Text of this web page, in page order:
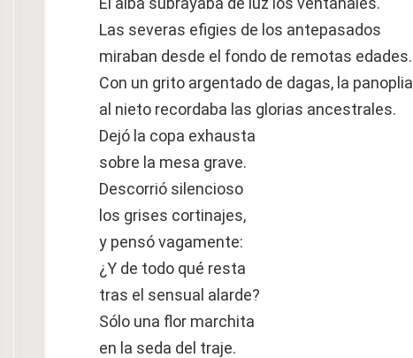
Las severas efigies de los antepasados
miraban desde el fondo de remotas edades.
Con un grito argentado de dagas, la panoplia
al nieto recordaba las glorias ancestrales.
Dejó la copa exhausta
sobre la mesa grave.
Descorrió silencioso
los grises cortinajes,
y pensó vagamente:
¿Y de todo qué resta
tras el sensual alarde?
Sólo una flor marchita
en la seda del traje.